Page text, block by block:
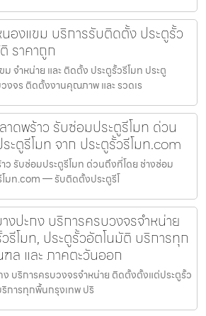
องแขม บริการรับติดตั้ง ประตูรั้ว
ราคาถูก
จำหน่าย และ ติดตั้ง ประตูรั้วรีโมท ประตู
งจร ติดตั้งงานคุณภาพ และ รวดเร
าดพร้าว รับซ่อมประตูรีโมท ด่วน
ะตูรีโมท จาก ประตูรั้วรีโมท.com
ว รับซ่อมประตูรีโมท ด่วนถึงที่โดย ช่างซ่อม
โมท.com — รับติดตั้งประตูรีโ
งปะกง บริการครบวงจรจำหน่าย
รีโมท, ประตูรั้วอัตโนมัติ บริการทุก
และ ภาคตะวันออก
ง บริการครบวงจรจำหน่าย ติดตั้งตั้งแต่ประตูรั้ว
การทุกพื้นกรุงเทพ ปริ